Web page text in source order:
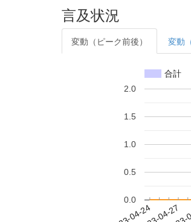
言及状況
変動（ピーク前後） 変動
合計
0.0
0.5
1.0
1.5
2.0